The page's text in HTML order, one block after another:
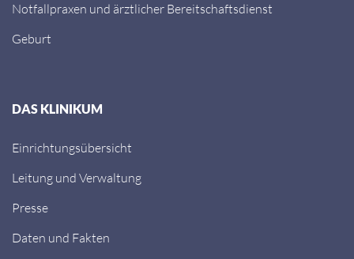
Notfallpraxen und ärztlicher Bereitschaftsdienst
Geburt
DAS KLINIKUM
Einrichtungsübersicht
Leitung und Verwaltung
Presse
Daten und Fakten